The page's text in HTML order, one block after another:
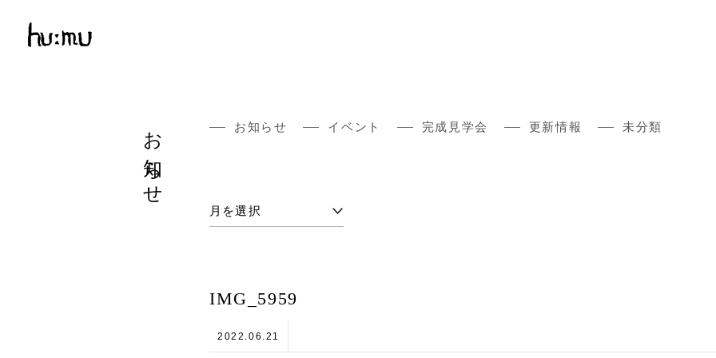
お知らせ お知らせ イベント 完成見学会 更新情報 未分類
IMG_5959
2022.06.21